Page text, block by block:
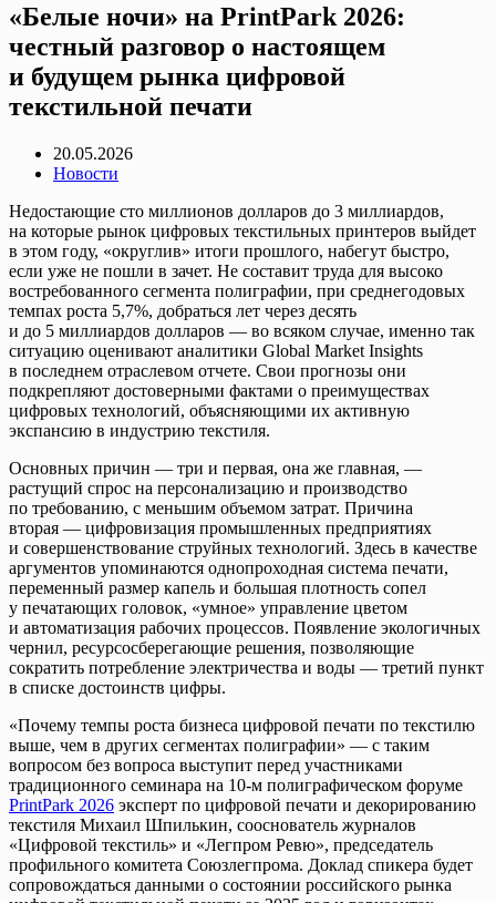
«Белые ночи» на PrintPark 2026:
честный разговор о настоящем
и будущем рынка цифровой
текстильной печати
20.05.2026
Новости
Недостающие сто миллионов долларов до 3 миллиардов,
на которые рынок цифровых текстильных принтеров выйдет
в этом году, «округлив» итоги прошлого, набегут быстро,
если уже не пошли в зачет. Не составит труда для высоко
востребованного сегмента полиграфии, при среднегодовых
темпах роста 5,7%, добраться лет через десять
и до 5 миллиардов долларов — во всяком случае, именно так
ситуацию оценивают аналитики Global Market Insights
в последнем отраслевом отчете. Свои прогнозы они
подкрепляют достоверными фактами о преимуществах
цифровых технологий, объясняющими их активную
экспансию в индустрию текстиля.
Основных причин — три и первая, она же главная, —
растущий спрос на персонализацию и производство
по требованию, с меньшим объемом затрат. Причина
вторая — цифровизация промышленных предприятиях
и совершенствование струйных технологий. Здесь в качестве
аргументов упоминаются однопроходная система печати,
переменный размер капель и большая плотность сопел
у печатающих головок, «умное» управление цветом
и автоматизация рабочих процессов. Появление экологичных
чернил, ресурсосберегающие решения, позволяющие
сократить потребление электричества и воды — третий пункт
в списке достоинств цифры.
«Почему темпы роста бизнеса цифровой печати по текстилю
выше, чем в других сегментах полиграфии» — с таким
вопросом без вопроса выступит перед участниками
традиционного семинара на 10-м полиграфическом форуме
PrintPark 2026 эксперт по цифровой печати и декорированию
текстиля Михаил Шпилькин, сооcнователь журналов
«Цифровой текстиль» и «Легпром Ревю», председатель
профильного комитета Союзлегпрома. Доклад спикера будет
сопровождаться данными о состоянии российского рынка